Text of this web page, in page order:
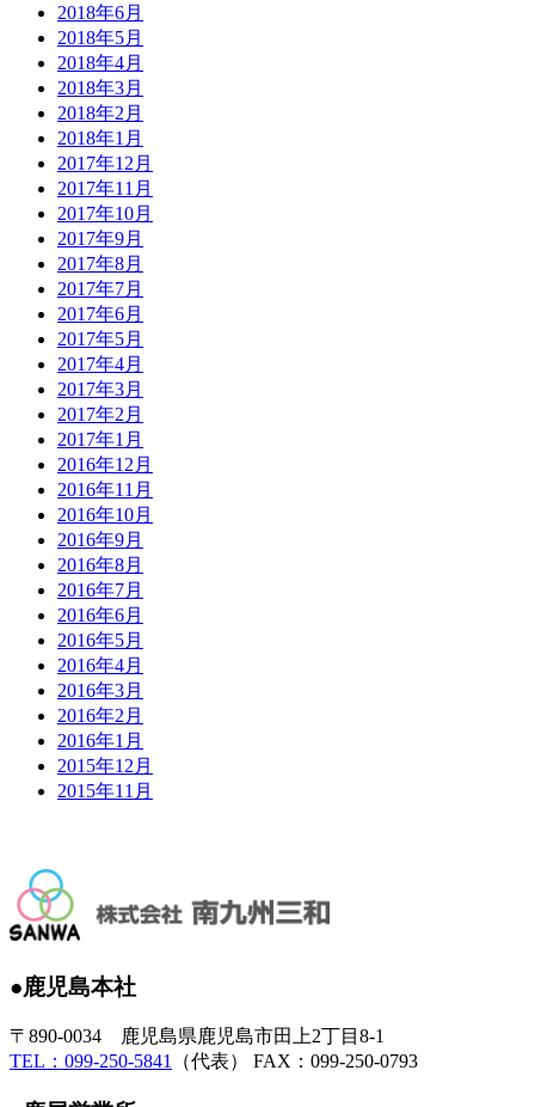
2018年6月
2018年5月
2018年4月
2018年3月
2018年2月
2018年1月
2017年12月
2017年11月
2017年10月
2017年9月
2017年8月
2017年7月
2017年6月
2017年5月
2017年4月
2017年3月
2017年2月
2017年1月
2016年12月
2016年11月
2016年10月
2016年9月
2016年8月
2016年7月
2016年6月
2016年5月
2016年4月
2016年3月
2016年2月
2016年1月
2015年12月
2015年11月
●鹿児島本社
〒890-0034 鹿児島県鹿児島市田上2丁目8-1
TEL：099-250-5841
（代表） FAX：099-250-0793